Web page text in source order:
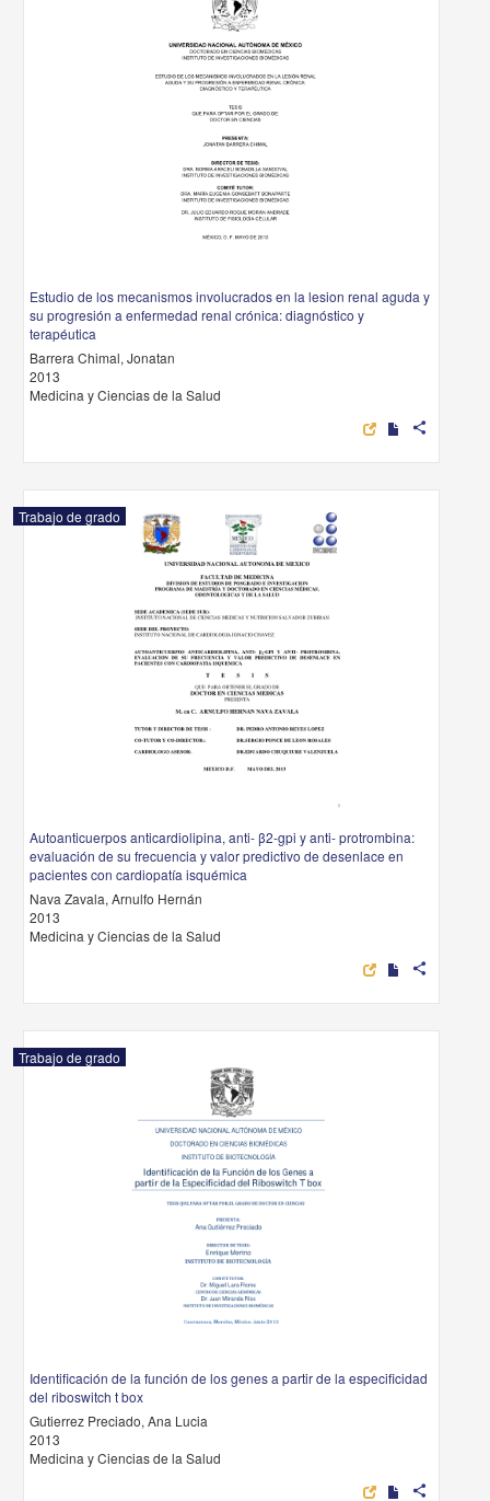
Estudio de los mecanismos involucrados en la lesion renal aguda y
su progresión a enfermedad renal crónica: diagnóstico y
terapéutica
Barrera Chimal, Jonatan
2013
Medicina y Ciencias de la Salud
share
Trabajo de grado
Autoanticuerpos anticardiolipina, anti- β2-gpi y anti- protrombina:
evaluación de su frecuencia y valor predictivo de desenlace en
pacientes con cardiopatía isquémica
Nava Zavala, Arnulfo Hernán
2013
Medicina y Ciencias de la Salud
share
Trabajo de grado
Identificación de la función de los genes a partir de la especificidad
del riboswitch t box
Gutierrez Preciado, Ana Lucia
2013
Medicina y Ciencias de la Salud
share